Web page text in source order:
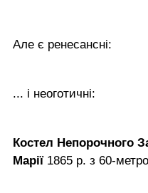
Але є ренесансні:
... і неоготичні:
Костел Непорочного
Марії 1865 р. з 60-